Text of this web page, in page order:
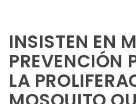
INSISTEN EN
PREVENCIÓN
LA